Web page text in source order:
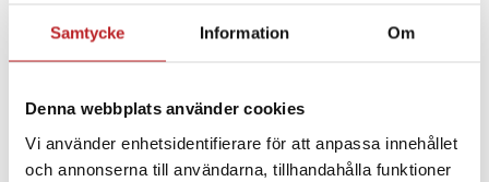
Samtycke Information Om
Denna webbplats använder cookies
Vi använder enhetsidentifierare för att anpassa innehållet
och annonserna till användarna, tillhandahålla funktioner
CERTIFIERADE KNÄSKYDD (EN1621-1:2012, NIVÅ 1)
och ökad säkerhet på vägen.
EGENSKAPER: